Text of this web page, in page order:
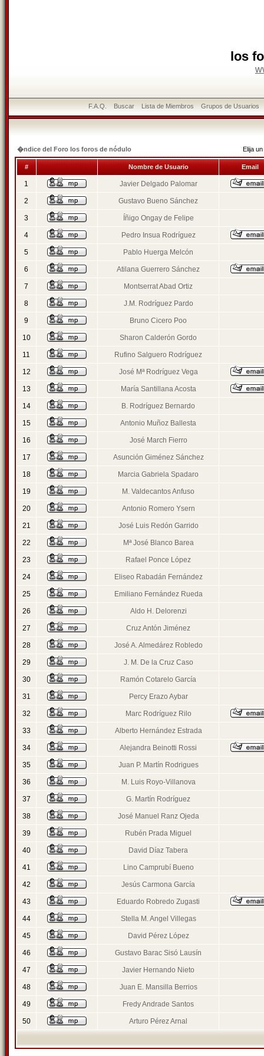
los
F.A.Q. Buscar Lista de Miembros Grupos de Usuarios
�ndice del Foro los foros de nódulo Elija
# Nombre de Usuario Email
1 Javier Delgado Palomar
2 Gustavo Bueno Sánchez
3 Íñigo Ongay de Felipe
4 Pedro Insua Rodríguez
5 Pablo Huerga Melcón
6 Atilana Guerrero Sánchez
7 Montserrat Abad Ortiz
8 J.M. Rodríguez Pardo
9 Bruno Cicero Poo
10 Sharon Calderón Gordo
11 Rufino Salguero Rodríguez
12 José Mª Rodríguez Vega
13 María Santillana Acosta
14 B. Rodríguez Bernardo
15 Antonio Muñoz Ballesta
16 José March Fierro
17 Asunción Giménez Sánchez
18 Marcia Gabriela Spadaro
19 M. Valdecantos Anfuso
20 Antonio Romero Ysern
21 José Luis Redón Garrido
22 Mª José Blanco Barea
23 Rafael Ponce López
24 Eliseo Rabadán Fernández
25 Emiliano Fernández Rueda
26 Aldo H. Delorenzi
27 Cruz Antón Jiménez
28 José A. Almedárez Robledo
29 J. M. De la Cruz Caso
30 Ramón Cotarelo García
31 Percy Erazo Aybar
32 Marc Rodríguez Rilo
33 Alberto Hernández Estrada
34 Alejandra Beinotti Rossi
35 Juan P. Martín Rodrigues
36 M. Luis Royo-Villanova
37 G. Martín Rodríguez
38 José Manuel Ranz Ojeda
39 Rubén Prada Miguel
40 David Díaz Tabera
41 Lino Camprubí Bueno
42 Jesús Carmona García
43 Eduardo Robredo Zugasti
44 Stella M. Angel Villegas
45 David Pérez López
46 Gustavo Barac Sisó Lausín
47 Javier Hernando Nieto
48 Juan E. Mansilla Berrios
49 Fredy Andrade Santos
50 Arturo Pérez Arnal